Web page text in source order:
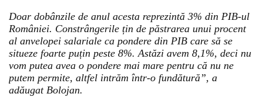
Doar dobânzile de anul acesta reprezintă 3% din PIB-ul
României. Constrângerile țin de păstrarea unui procent
al anvelopei salariale ca pondere din PIB care să se
situeze foarte puțin peste 8%. Astăzi avem 8,1%, deci nu
vom putea avea o pondere mai mare pentru că nu ne
putem permite, altfel intrăm într-o fundătură”, a
adăugat Bolojan.